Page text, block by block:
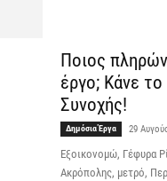
Ποιος
έργο; Κάνε
Συνοχής!
Δημόσια Έργα 29
Εξοικονομώ, Γέφυρα
Ακρόπολης, μετρό,